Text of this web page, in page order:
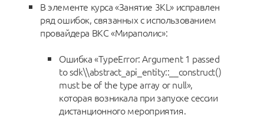
В элементе курса «Занятие 3KL» исправлен
ряд ошибок, связанных с использованием
провайдера ВКС «Мираполис»:
Ошибка «TypeError: Argument 1 passed
to sdk\\abstract_api_entity::__construct()
must be of the type array or null»,
которая возникала при запуске сессии
дистанционного мероприятия.